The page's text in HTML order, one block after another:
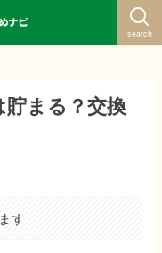
search
まる？交換
す